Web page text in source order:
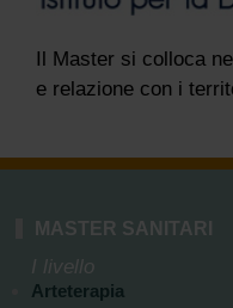
Il Master si colloca
e relazione con i
MASTER SANITARI
I livello
Arteterapia